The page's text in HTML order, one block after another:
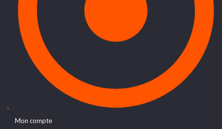
Mon compte